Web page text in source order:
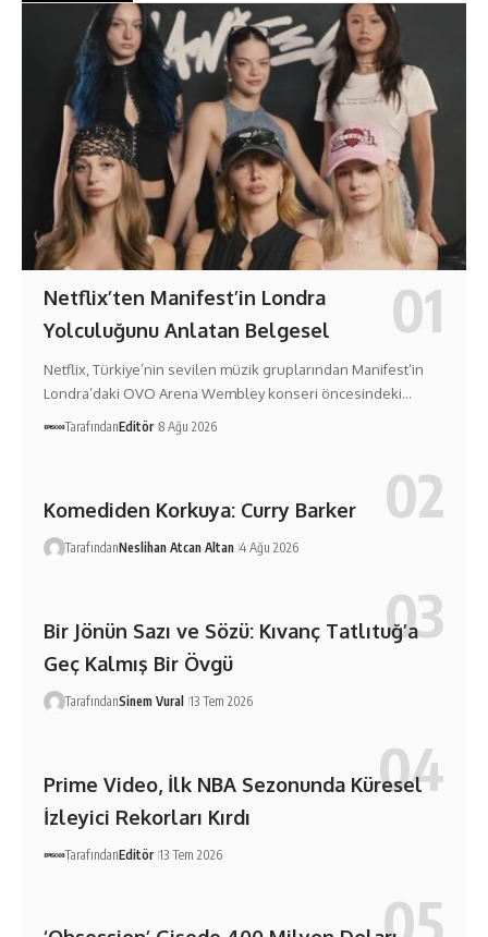
Netflix’ten Manifest’in Londra
Yolculuğunu Anlatan Belgesel
Netflix, Türkiye’nin sevilen müzik gruplarından Manifest’in
Londra’daki OVO Arena Wembley konseri öncesindeki…
TarafındanEditör 8 Ağu 2026
Komediden Korkuya: Curry Barker
TarafındanNeslihan Atcan Altan 4 Ağu 2026
Bir Jönün Sazı ve Sözü: Kıvanç Tatlıtuğ’a
Geç Kalmış Bir Övgü
TarafındanSinem Vural 13 Tem 2026
Prime Video, İlk NBA Sezonunda Küresel
İzleyici Rekorları Kırdı
TarafındanEditör 13 Tem 2026